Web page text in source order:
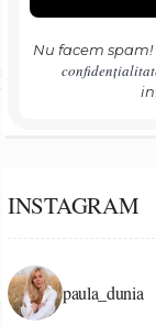
Nu facem spam!
INSTAGRAM
paula_dunia